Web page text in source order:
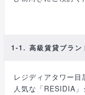
1-1. 高級賃貸ブラ
レジディアタワー
人気な「RESIDIA」